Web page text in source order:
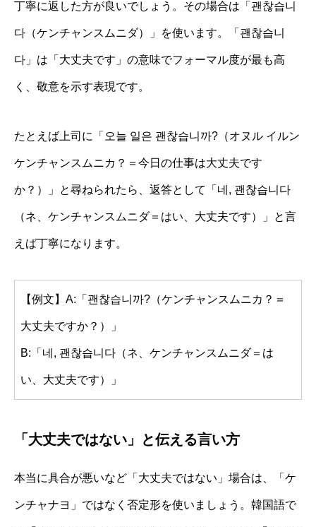
丁寧に返した方が良いでしょう。その場合は「괜찮습니
다（ケンチャンスムニダ）」を使います。「괜찮습니
다」は「大丈夫です」の意味でフォーマル度が最も高
く、敬意を示す表現です。
たとえば上司に「오늘 일은 괜찮습니까?（オヌル イルン
ケンチャンスムニカ？＝今日の仕事は大丈夫です
か？）」と尋ねられたら、返答として「네, 괜찮습니다
（ネ、ケンチャンスムニダ＝はい、大丈夫です）」と言
えば丁寧になります。
【例文】A:「괜찮습니까?（ケンチャンスムニカ？＝
大丈夫ですか？）」
B:「네, 괜찮습니다（ネ、ケンチャンスムニダ＝は
い、大丈夫です）」
「大丈夫ではない」と伝える言い方
本当に具合が悪いなど「大丈夫ではない」場合は、「ケ
ンチャナヨ」ではなく否定形を使いましょう。韓国語で